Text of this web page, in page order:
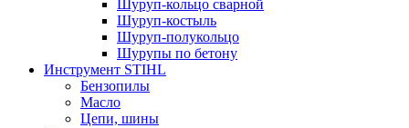
Шуруп-кольцо сварной
Шуруп-костыль
Шуруп-полукольцо
Шурупы по бетону
Инструмент STIHL
Бензопилы
Масло
Цепи, шины